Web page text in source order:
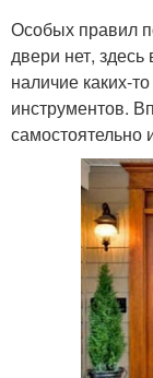
Особых правил
двери нет,
наличие каких-
инструментов.
самостоятельно